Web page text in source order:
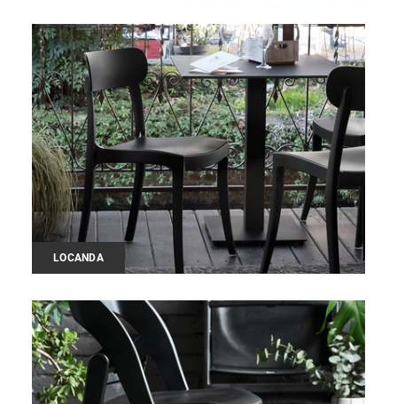
LOCANDA